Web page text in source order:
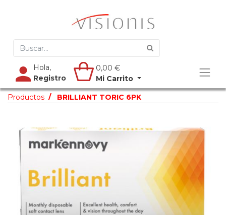
Hola,
Registro
0,00 €
Mi Carrito
Productos BRILLIANT TORIC 6PK